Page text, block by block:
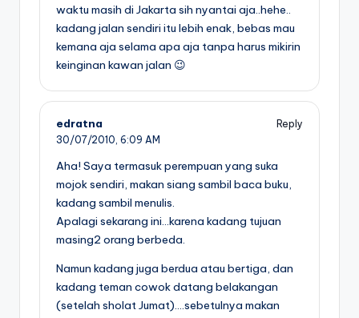
waktu masih di Jakarta sih nyantai aja..hehe..
kadang jalan sendiri itu lebih enak, bebas mau
kemana aja selama apa aja tanpa harus mikirin
keinginan kawan jalan 😉
edratna
Reply
30/07/2010, 6:09 AM
Aha! Saya termasuk perempuan yang suka
mojok sendiri, makan siang sambil baca buku,
kadang sambil menulis.
Apalagi sekarang ini…karena kadang tujuan
masing2 orang berbeda.
Namun kadang juga berdua atau bertiga, dan
kadang teman cowok datang belakangan
(setelah sholat Jumat)….sebetulnya makan